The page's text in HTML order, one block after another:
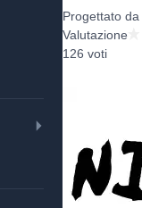
Progettato da
Valutazione
126 voti